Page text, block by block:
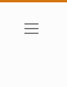
Gizlilik Politikası
menüyü